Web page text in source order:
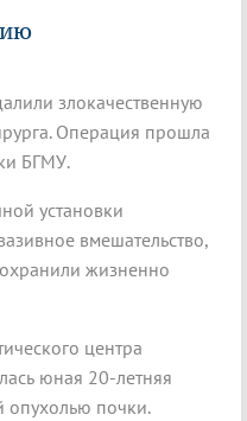
злокачественную
Операция прошла
БГМУ.
установки
вмешательство,
жизненно
центра
юная 20-летняя
опухолью почки.